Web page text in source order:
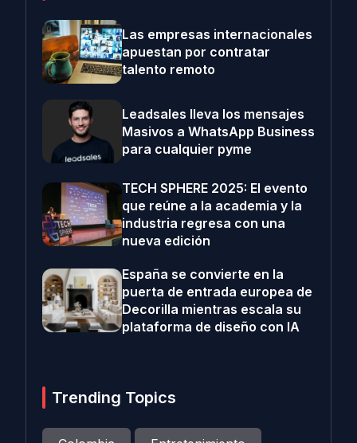
Las empresas internacionales
apuestan por contratar
talento remoto
Leadsales lleva los mensajes
Masivos a WhatsApp Business
para cualquier pyme
TECH SPHERE 2025: El evento
que reúne a la academia y la
industria regresa con una
nueva edición
España se convierte en la
puerta de entrada europea de
Decorilla mientras escala su
plataforma de diseño con IA
Trending Topics